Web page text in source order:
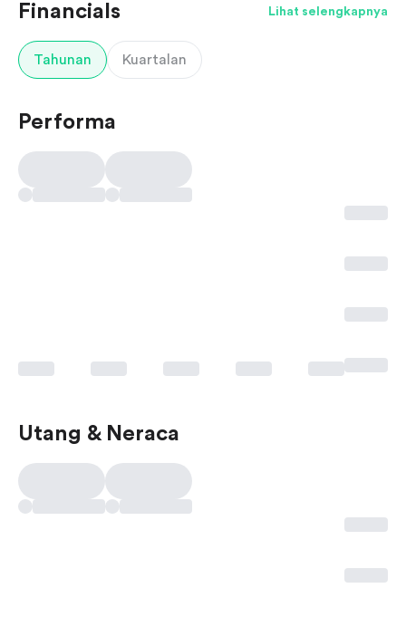
Financials Lihat selengkapnya
Tahunan Kuartalan
Performa
Utang & Neraca